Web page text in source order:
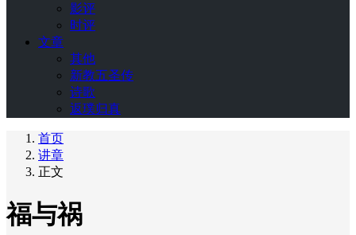
影评
时评
文章
其他
新教五圣传
诗歌
返璞归真
首页
讲章
正文
福与祸